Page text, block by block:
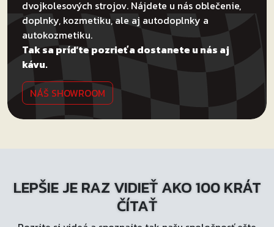
dvojkolesových strojov. Nájdete u nás oblečenie,
doplnky, kozmetiku, ale aj autodoplnky a
autokozmetiku.
Tak sa príďte pozrieť a dostanete u nás aj
kávu.
NÁŠ SHOWROOM
LEPŠIE JE RAZ VIDIEŤ AKO 100 KRÁT
ČÍTAŤ